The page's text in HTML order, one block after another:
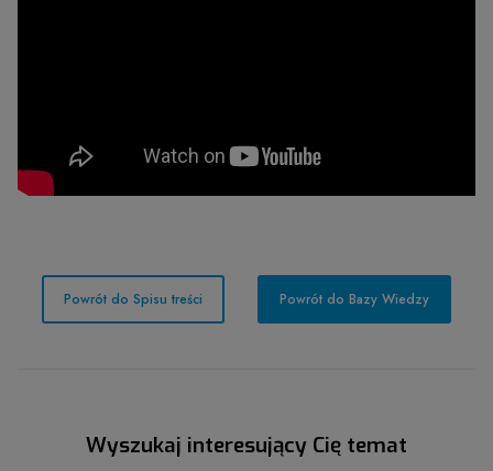
Powrót do Spisu treści Powrót do Bazy Wiedzy
Wyszukaj interesujący Cię temat